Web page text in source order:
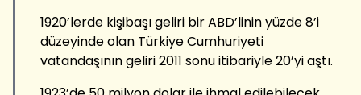
1920’lerde kişibaşı geliri bir ABD’linin yüzde 8’i
düzeyinde olan Türkiye Cumhuriyeti
vatandaşının geliri 2011 sonu itibariyle 20’yi aştı.